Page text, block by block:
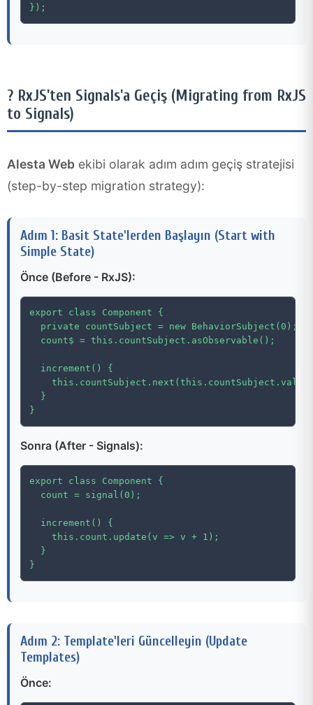
});
? RxJS'ten Signals'a Geçiş (Migrating from RxJS
to Signals)
Alesta Web ekibi olarak adım adım geçiş stratejisi
(step-by-step migration strategy):
Adım 1: Basit State'lerden Başlayın (Start with
Simple State)
Önce (Before - RxJS):
export class Component {
  private countSubject = new BehaviorSubject(0);
  count$ = this.countSubject.asObservable();
  increment() {
this.countSubject.next(this.countSubject.value
  }
}
Sonra (After - Signals):
export class Component {
  count = signal(0);
  increment() {
    this.count.update(v => v + 1);
  }
}
Adım 2: Template'leri Güncelleyin (Update
Templates)
Önce: